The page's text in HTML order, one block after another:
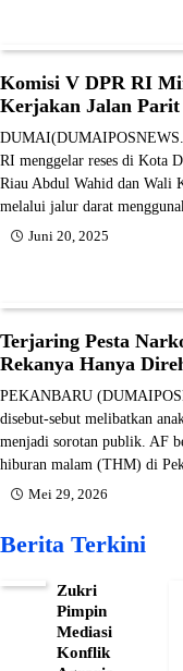
Komisi V DPR RI
Kerjakan Jalan
RI menggelar reses di Kota
Riau Abdul Wahid dan Wali
melalui jalur darat
Juni 20, 2025
Terjaring Pesta
Rekanya Hanya
PEKANBARU
disebut-sebut melibatkan
menjadi sorotan publik. AF
hiburan malam (THM) di
Mei 29, 2026
Berita Terkini
Zukri
Pimpin
Mediasi
Konflik